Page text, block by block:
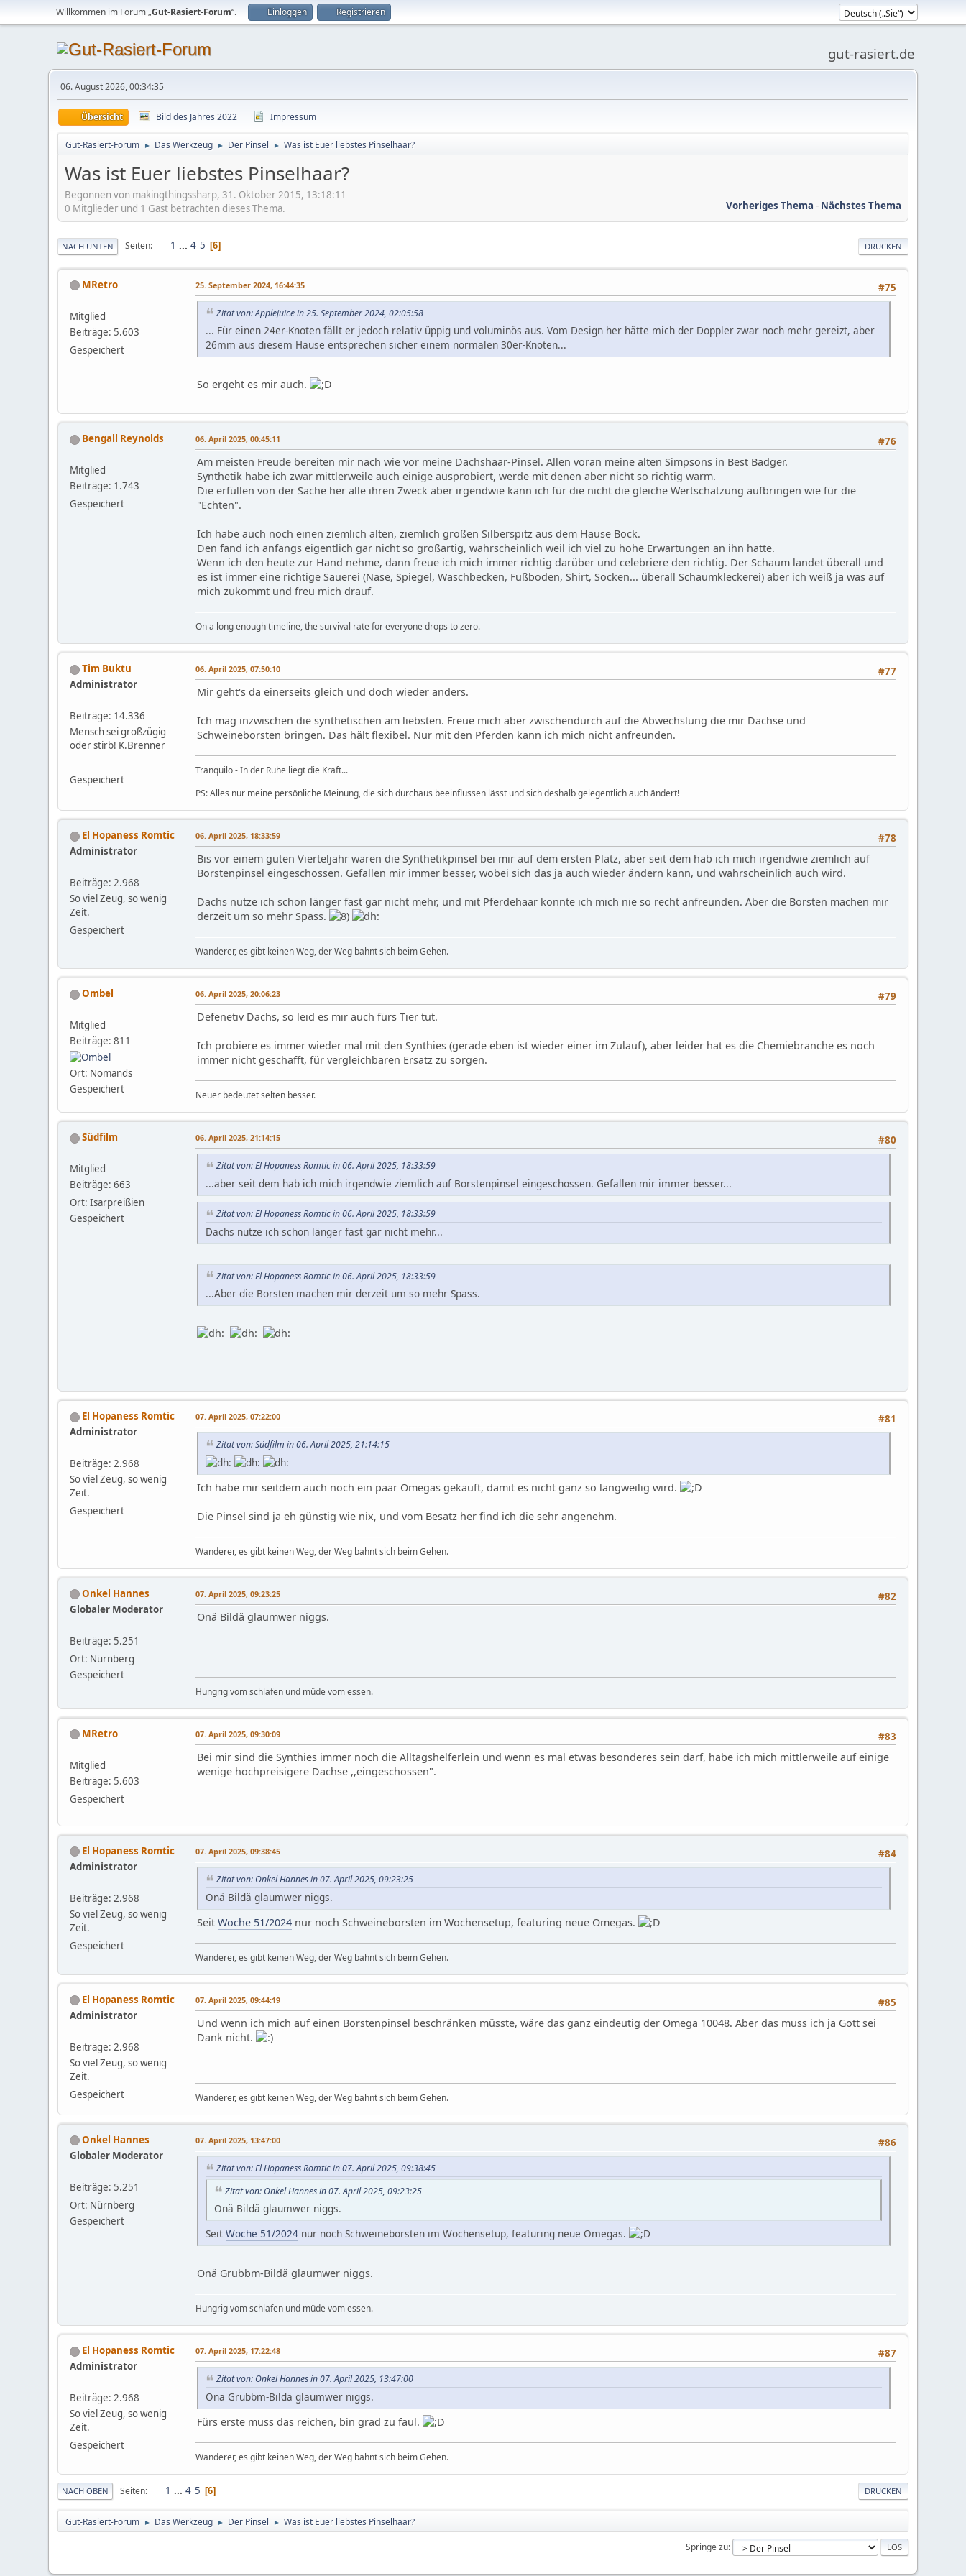
Willkommen im Forum „Gut-Rasiert-Forum“. Einloggen Registrieren
gut-rasiert.de
06. August 2026, 00:34:35
Übersicht Bild des Jahres 2022 Impressum
Gut-Rasiert-Forum ► Das Werkzeug ► Der Pinsel ► Was ist Euer liebstes Pinselhaar?
Was ist Euer liebstes Pinselhaar?
Begonnen von makingthingssharp, 31. Oktober 2015, 13:18:11
Vorheriges Thema - Nächstes Thema
0 Mitglieder und 1 Gast betrachten dieses Thema.
DRUCKEN
NACH UNTEN Seiten 1 ... 4 5 6
MRetro
Mitglied
Beiträge: 5.603
Gespeichert
#75
25. September 2024, 16:44:35
Zitat von: Applejuice in 25. September 2024, 02:05:58
... Für einen 24er-Knoten fällt er jedoch relativ üppig und voluminös aus. Vom Design her hätte mich der Doppler zwar noch mehr gereizt, aber
26mm aus diesem Hause entsprechen sicher einem normalen 30er-Knoten...
So ergeht es mir auch.
Bengall Reynolds
Mitglied
Beiträge: 1.743
Gespeichert
#76
06. April 2025, 00:45:11
Am meisten Freude bereiten mir nach wie vor meine Dachshaar-Pinsel. Allen voran meine alten Simpsons in Best Badger.
Synthetik habe ich zwar mittlerweile auch einige ausprobiert, werde mit denen aber nicht so richtig warm.
Die erfüllen von der Sache her alle ihren Zweck aber irgendwie kann ich für die nicht die gleiche Wertschätzung aufbringen wie für die
"Echten".
Ich habe auch noch einen ziemlich alten, ziemlich großen Silberspitz aus dem Hause Bock.
Den fand ich anfangs eigentlich gar nicht so großartig, wahrscheinlich weil ich viel zu hohe Erwartungen an ihn hatte.
Wenn ich den heute zur Hand nehme, dann freue ich mich immer richtig darüber und celebriere den richtig. Der Schaum landet überall und
es ist immer eine richtige Sauerei (Nase, Spiegel, Waschbecken, Fußboden, Shirt, Socken... überall Schaumkleckerei) aber ich weiß ja was auf
mich zukommt und freu mich drauf.
On a long enough timeline, the survival rate for everyone drops to zero.
Tim Buktu
Administrator
Beiträge: 14.336
Mensch sei großzügig
oder stirb! K.Brenner
Gespeichert
#77
06. April 2025, 07:50:10
Mir geht's da einerseits gleich und doch wieder anders.
Ich mag inzwischen die synthetischen am liebsten. Freue mich aber zwischendurch auf die Abwechslung die mir Dachse und
Schweineborsten bringen. Das hält flexibel. Nur mit den Pferden kann ich mich nicht anfreunden.
Tranquilo - In der Ruhe liegt die Kraft...
PS: Alles nur meine persönliche Meinung, die sich durchaus beeinflussen lässt und sich deshalb gelegentlich auch ändert!
El Hopaness Romtic
Administrator
Beiträge: 2.968
So viel Zeug, so wenig
Zeit.
Gespeichert
#78
06. April 2025, 18:33:59
Bis vor einem guten Vierteljahr waren die Synthetikpinsel bei mir auf dem ersten Platz, aber seit dem hab ich mich irgendwie ziemlich auf
Borstenpinsel eingeschossen. Gefallen mir immer besser, wobei sich das ja auch wieder ändern kann, und wahrscheinlich auch wird.
Dachs nutze ich schon länger fast gar nicht mehr, und mit Pferdehaar konnte ich mich nie so recht anfreunden. Aber die Borsten machen mir
derzeit um so mehr Spass.
Wanderer, es gibt keinen Weg, der Weg bahnt sich beim Gehen.
Ombel
Mitglied
Beiträge: 811
Ort: Nomands
Gespeichert
#79
06. April 2025, 20:06:23
Defenetiv Dachs, so leid es mir auch fürs Tier tut.
Ich probiere es immer wieder mal mit den Synthies (gerade eben ist wieder einer im Zulauf), aber leider hat es die Chemiebranche es noch
immer nicht geschafft, für vergleichbaren Ersatz zu sorgen.
Neuer bedeutet selten besser.
Südfilm
Mitglied
Beiträge: 663
Ort: Isarpreißien
Gespeichert
#80
06. April 2025, 21:14:15
Zitat von: El Hopaness Romtic in 06. April 2025, 18:33:59
...aber seit dem hab ich mich irgendwie ziemlich auf Borstenpinsel eingeschossen. Gefallen mir immer besser...
Zitat von: El Hopaness Romtic in 06. April 2025, 18:33:59
Dachs nutze ich schon länger fast gar nicht mehr...
Zitat von: El Hopaness Romtic in 06. April 2025, 18:33:59
...Aber die Borsten machen mir derzeit um so mehr Spass.
El Hopaness Romtic
Administrator
Beiträge: 2.968
So viel Zeug, so wenig
Zeit.
Gespeichert
#81
07. April 2025, 07:22:00
Zitat von: Südfilm in 06. April 2025, 21:14:15
Ich habe mir seitdem auch noch ein paar Omegas gekauft, damit es nicht ganz so langweilig wird.
Die Pinsel sind ja eh günstig wie nix, und vom Besatz her find ich die sehr angenehm.
Wanderer, es gibt keinen Weg, der Weg bahnt sich beim Gehen.
Onkel Hannes
Globaler Moderator
Beiträge: 5.251
Ort: Nürnberg
Gespeichert
#82
07. April 2025, 09:23:25
Onä Bildä glaumwer niggs.
Hungrig vom schlafen und müde vom essen.
MRetro
Mitglied
Beiträge: 5.603
Gespeichert
#83
07. April 2025, 09:30:09
Bei mir sind die Synthies immer noch die Alltagshelferlein und wenn es mal etwas besonderes sein darf, habe ich mich mittlerweile auf einige
wenige hochpreisigere Dachse ,,eingeschossen".
El Hopaness Romtic
Administrator
Beiträge: 2.968
So viel Zeug, so wenig
Zeit.
Gespeichert
#84
07. April 2025, 09:38:45
Zitat von: Onkel Hannes in 07. April 2025, 09:23:25
Onä Bildä glaumwer niggs.
SeitWoche 51/2024 nur noch Schweineborsten im Wochensetup, featuring neue Omegas.
Wanderer, es gibt keinen Weg, der Weg bahnt sich beim Gehen.
El Hopaness Romtic
Administrator
Beiträge: 2.968
So viel Zeug, so wenig
Zeit.
Gespeichert
#85
07. April 2025, 09:44:19
Und wenn ich mich auf einen Borstenpinsel beschränken müsste, wäre das ganz eindeutig der Omega 10048. Aber das muss ich ja Gott sei
Dank nicht.
Wanderer, es gibt keinen Weg, der Weg bahnt sich beim Gehen.
Onkel Hannes
Globaler Moderator
Beiträge: 5.251
Ort: Nürnberg
Gespeichert
#86
07. April 2025, 13:47:00
Zitat von: El Hopaness Romtic in 07. April 2025, 09:38:45
Zitat von: Onkel Hannes in 07. April 2025, 09:23:25
Onä Bildä glaumwer niggs.
SeitWoche 51/2024 nur noch Schweineborsten im Wochensetup, featuring neue Omegas.
Onä Grubbm-Bildä glaumwer niggs.
Hungrig vom schlafen und müde vom essen.
El Hopaness Romtic
Administrator
Beiträge: 2.968
So viel Zeug, so wenig
Zeit.
Gespeichert
#87
07. April 2025, 17:22:48
Zitat von: Onkel Hannes in 07. April 2025, 13:47:00
Onä Grubbm-Bildä glaumwer niggs.
Fürs erste muss das reichen, bin grad zu faul.
Wanderer, es gibt keinen Weg, der Weg bahnt sich beim Gehen.
DRUCKEN
NACH OBEN Seiten 1 ... 4 5 6
Gut-Rasiert-Forum ► Das Werkzeug ► Der Pinsel ► Was ist Euer liebstes Pinselhaar?
Springe zu